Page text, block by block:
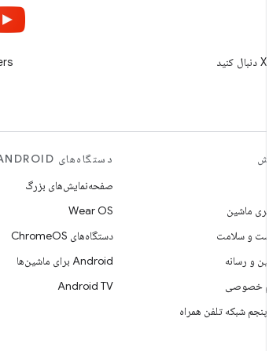
کاوش
یادگیری ماشین
بهداشت و سلامت
دوربین و رسانه
حریم خصوصی
نسل پنجم شبکه تلفن همراه
دستگاه‌های ANDROID
صفحه‌نمایش‌های بزرگ
Wear OS
دستگاه‌های ChromeOS
Android برای ماشین‌ها
Android TV